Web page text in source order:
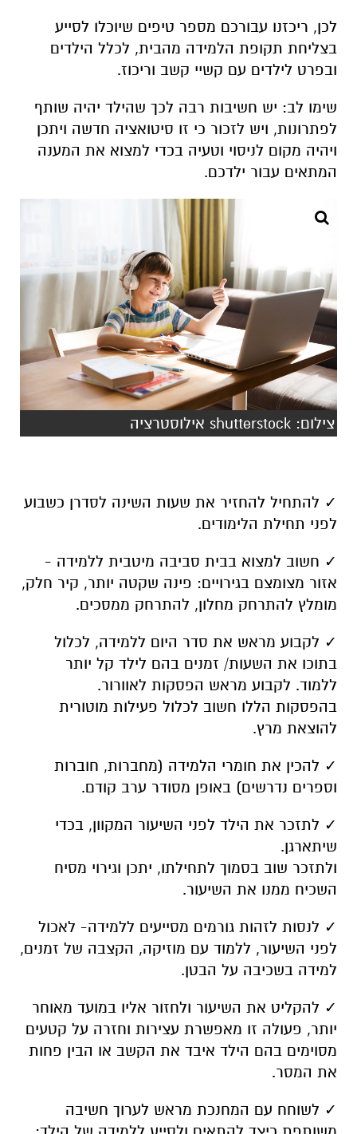
לכן, ריכזנו עבורכם מספר טיפים שיוכלו לסייע
בצליחת תקופת הלמידה מהבית, לכלל הילדים
ובפרט לילדים עם קשיי קשב וריכוז.
שימו לב: יש חשיבות רבה לכך שהילד יהיה שותף
לפתרונות, ויש לזכור כי זו סיטואציה חדשה ויתכן
ויהיה מקום לניסוי וטעיה בכדי למצוא את המענה
המתאים עבור ילדכם.
צילום: shutterstock אילוסטרציה
✓ להתחיל להחזיר את שעות השינה לסדרן כשבוע
לפני תחילת הלימודים.
✓ חשוב למצוא בבית סביבה מיטבית ללמידה -
אזור מצומצם בגירויים: פינה שקטה יותר, קיר חלק,
מומלץ להתרחק מחלון, להתרחק ממסכים.
✓ לקבוע מראש את סדר היום ללמידה, לכלול
בתוכו את השעות/ זמנים בהם לילד קל יותר
ללמוד. לקבוע מראש הפסקות לאוורור.
בהפסקות הללו חשוב לכלול פעילות מוטורית
להוצאת מרץ.
✓ להכין את חומרי הלמידה (מחברות, חוברות
וספרים נדרשים) באופן מסודר ערב קודם.
✓ לתזכר את הילד לפני השיעור המקוון, בכדי
שיתארגן.
ולתזכר שוב בסמוך לתחילתו, יתכן וגירוי מסיח
השכיח ממנו את השיעור.
✓ לנסות לזהות גורמים מסייעים ללמידה- לאכול
לפני השיעור, ללמוד עם מוזיקה, הקצבה של זמנים,
למידה בשכיבה על הבטן.
✓ להקליט את השיעור ולחזור אליו במועד מאוחר
יותר, פעולה זו מאפשרת עצירות וחזרה על קטעים
מסוימים בהם הילד איבד את הקשב או הבין פחות
את המסר.
✓ לשוחח עם המחנכת מראש לערוך חשיבה